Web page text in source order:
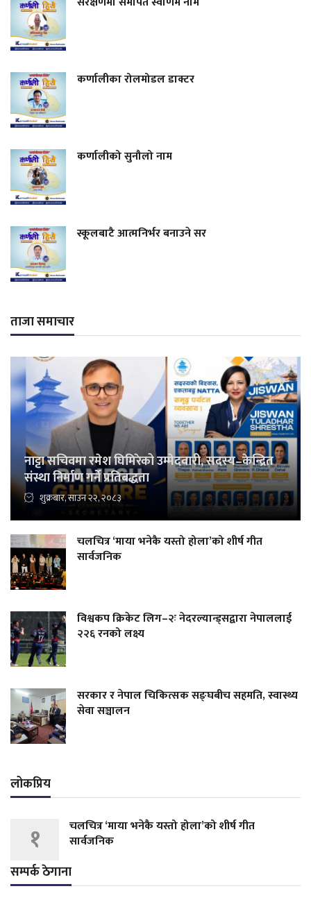
कर्णालीका रोलमोडल डाक्टर
कर्णालीको सुनौलो नाम
स्कूलबाटै आत्मनिर्भर बनाउने सर
ताजा समाचार
नाट्टा सचिवमा रमेश घिमिरेको उम्मेदवारी, सदस्य–केन्द्रित
संस्था निर्माण गर्ने प्रतिबद्धता
शुक्रबार, साउन २२, २०८३
चलचित्र ‘माया भनेकै यस्तो होला’को शीर्ष गीत
सार्वजनिक
विश्वकप क्रिकेट लिग–२ः नेदरल्यान्ड्सद्वारा नेपाललाई
२२६ रनको लक्ष्य
सरकार र नेपाल चिकित्सक सङ्घबीच सहमति, स्वास्थ्य
सेवा सञ्चालन
लोकप्रिय
१
चलचित्र ‘माया भनेकै यस्तो होला’को शीर्ष गीत
सार्वजनिक
सम्पर्क ठेगाना